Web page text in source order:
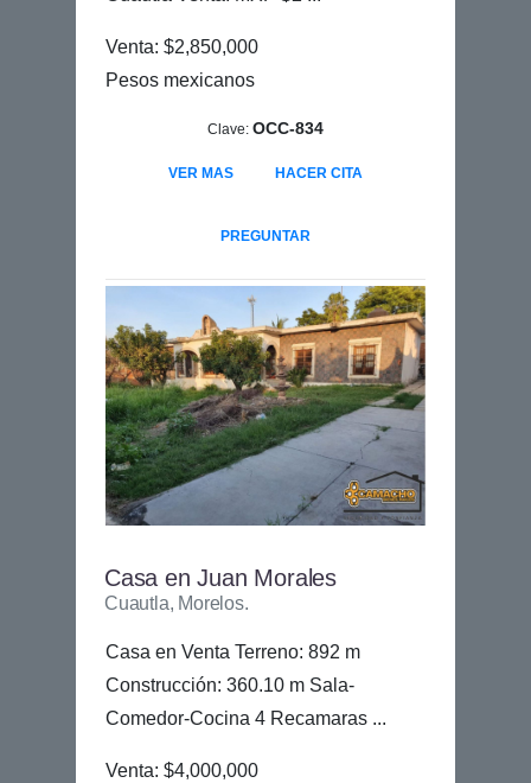
Venta: $2,850,000
Pesos mexicanos
Clave: OCC-834
VER MAS HACER CITA
PREGUNTAR
Casa en Juan Morales
Cuautla, Morelos.
Casa en Venta Terreno: 892 m
Construcción: 360.10 m Sala-
Comedor-Cocina 4 Recamaras ...
Venta: $4,000,000